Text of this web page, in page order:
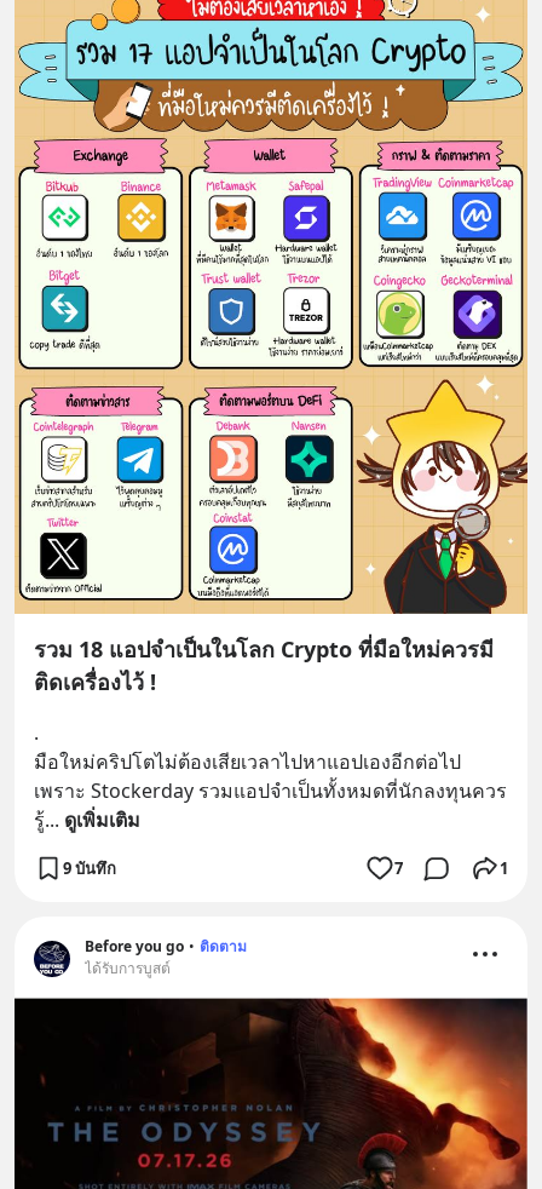
รวม 18 แอปจำเป็นในโลก Crypto ที่มือใหม่ควรมี
ติดเครื่องไว้ !
.
มือใหม่คริปโตไม่ต้องเสียเวลาไปหาแอปเองอีกต่อไป
เพราะ Stockerday รวมแอปจำเป็นทั้งหมดที่นักลงทุนควร
รู้... ดูเพิ่มเติม
9 บันทึก 7 1
Before you go • ติดตาม
ได้รับการบูสต์